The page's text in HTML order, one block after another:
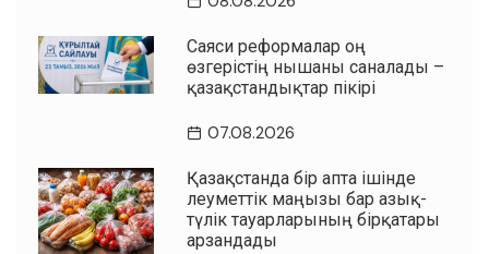
Саяси реформалар оң
өзгерістің нышаны саналады –
қазақстандықтар пікірі
07.08.2026
Қазақстанда бір апта ішінде
әлеуметтік маңызы бар азық-
түлік тауарларының бірқатары
арзандады